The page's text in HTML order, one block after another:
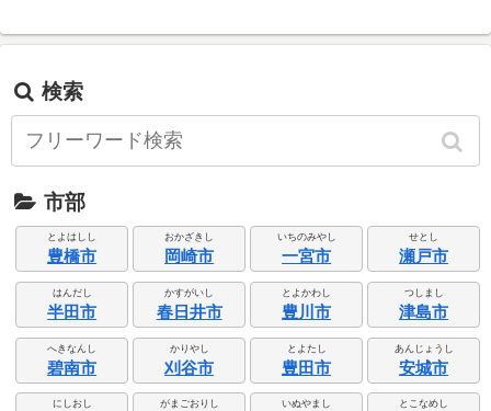
検索
市部
とよはしし
豊橋市
おかざきし
岡崎市
いちのみやし
一宮市
せとし
瀬戸市
はんだし
半田市
かすがいし
春日井市
とよかわし
豊川市
つしまし
津島市
へきなんし
碧南市
かりやし
刈谷市
とよたし
豊田市
あんじょうし
安城市
にしおし がまごおりし いぬやまし とこなめし